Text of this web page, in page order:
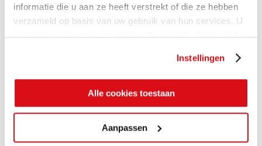
informatie die u aan ze heeft verstrekt of die ze hebben
verzameld op basis van uw gebruik van hun services. U
gaat akkoord met onze cookies als u onze website blijft
Instellingen
Alle cookies toestaan
Aanpassen